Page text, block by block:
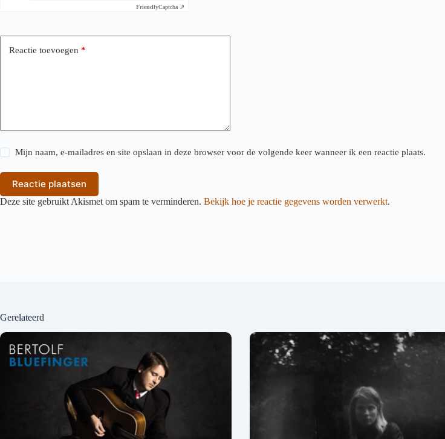
FriendlyCaptcha ⇗
Reactie toevoegen *
Mijn naam, e-mailadres en site opslaan in deze browser voor de volgende keer wanneer ik een reactie plaats.
Reactie plaatsen
Deze site gebruikt Akismet om spam te verminderen. Bekijk hoe je reactie gegevens worden verwerkt.
Gerelateerd